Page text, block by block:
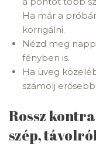
Ha már a
korrigálni.
Nézd meg
fényben is.
Ha üveg
számolj
Rossz
szép,